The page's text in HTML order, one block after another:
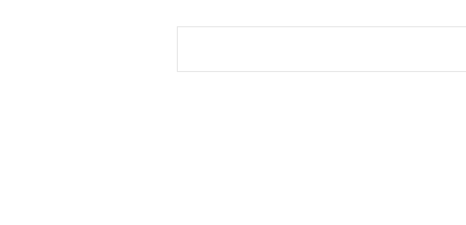
저는 마이신한포인트를 적립할 수 있는 신한 퀴